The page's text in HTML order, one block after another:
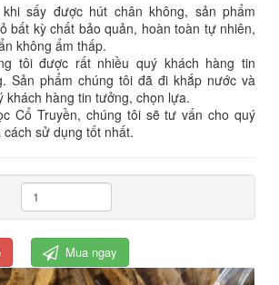
sấy được hút chân không, sản phẩm
bất kỳ chất bảo quản, hoàn toàn tự nhiên,
không ẩm thấp.
tôi được rất nhiều quý khách hàng tin
Sản phẩm chúng tôi đã đi khắp nước và
khách hàng tin tưởng, chọn lựa.
Cổ Truyền, chúng tôi sẽ tư vấn cho quý
sử dụng tốt nhất.
Mua ngay